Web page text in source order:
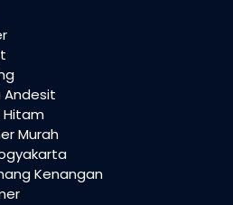
Andesit
Hitam
Murah
Kenangan